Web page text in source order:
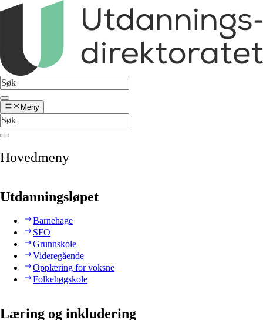
Meny
Hovedmeny
Utdanningsløpet
Barnehage
SFO
Grunnskole
Videregående
Opplæring for voksne
Folkehøgskole
Læring og inkludering